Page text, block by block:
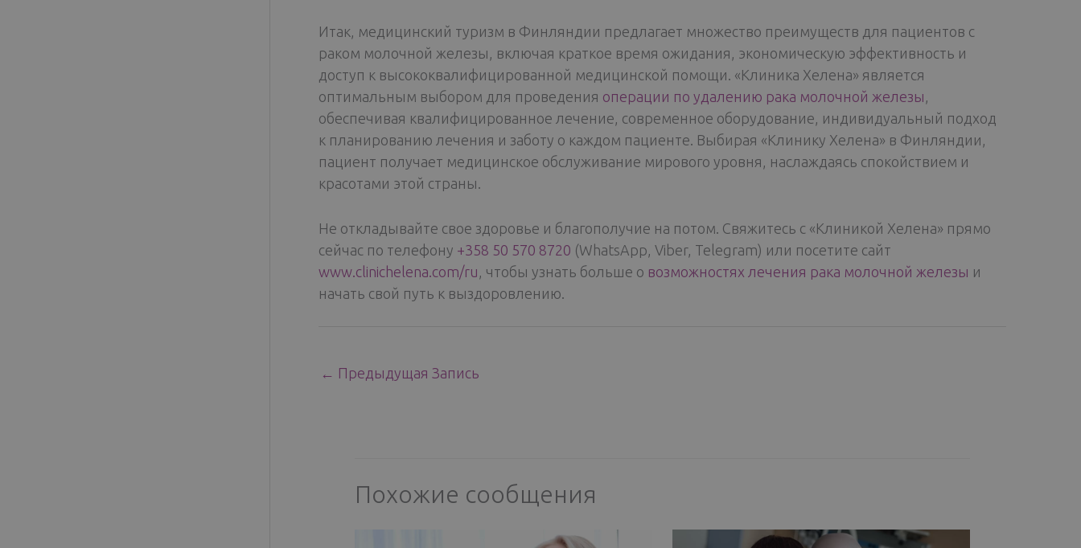
Итак, медицинский туризм в Финляндии предлагает множество преимуществ для пациентов с
раком молочной железы, включая краткое время ожидания, экономическую эффективность и
доступ к высококвалифицированной медицинской помощи. «Клиника Хелена» является
оптимальным выбором для проведения операции по удалению рака молочной железы ,
обеспечивая квалифицированное лечение, современное оборудование, индивидуальный подход
к планированию лечения и заботу о каждом пациенте. Выбирая «Клинику Хелена» в Финляндии,
пациент получает медицинское обслуживание мирового уровня, наслаждаясь спокойствием и
красотами этой страны.
Не откладывайте свое здоровье и благополучие на потом. Свяжитесь с «Клиникой Хелена» прямо
сейчас по телефону +358 50 570 8720 (WhatsApp, Viber, Telegram) или посетите сайт
www.clinichelena.com/ru , чтобы узнать больше о возможностях лечения рака молочной железы и
начать свой путь к выздоровлению.
← Предыдущая Запись
Похожие сообщения